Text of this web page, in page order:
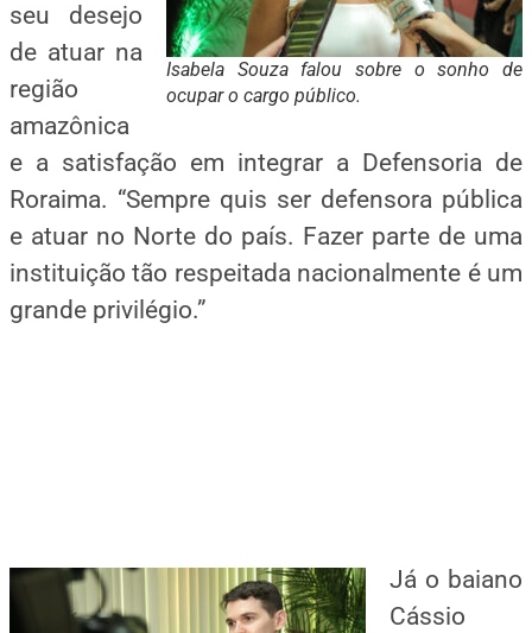
Isabela Souza falou sobre o sonho de
ocupar o cargo público.
seu desejo
de atuar na
região
amazônica
e a satisfação em integrar a Defensoria de
Roraima. “Sempre quis ser defensora pública
e atuar no Norte do país. Fazer parte de uma
instituição tão respeitada nacionalmente é um
grande privilégio.”
Já o baiano
Cássio